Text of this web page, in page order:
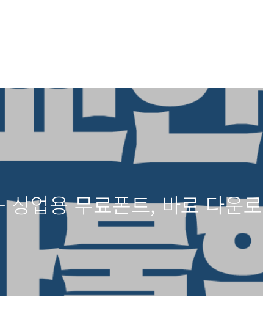
상업용 무료폰트, 바로 다운